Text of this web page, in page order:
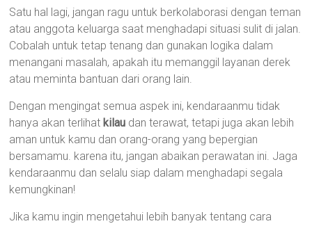
Satu hal lagi, jangan ragu untuk berkolaborasi dengan teman
atau anggota keluarga saat menghadapi situasi sulit di jalan.
Cobalah untuk tetap tenang dan gunakan logika dalam
menangani masalah, apakah itu memanggil layanan derek
atau meminta bantuan dari orang lain.
Dengan mengingat semua aspek ini, kendaraanmu tidak
hanya akan terlihat kilau dan terawat, tetapi juga akan lebih
aman untuk kamu dan orang-orang yang bepergian
bersamamu. karena itu, jangan abaikan perawatan ini. Jaga
kendaraanmu dan selalu siap dalam menghadapi segala
kemungkinan!
Jika kamu ingin mengetahui lebih banyak tentang cara